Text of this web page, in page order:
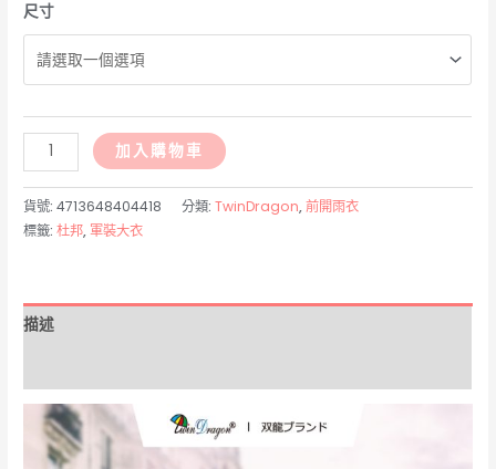
尺寸
EU4418-
軍
風
長
雨
衣
量
加入購物車
貨號:4713648404418 分類:TwinDragon,前開雨衣
標籤:杜邦,軍裝大衣
描述